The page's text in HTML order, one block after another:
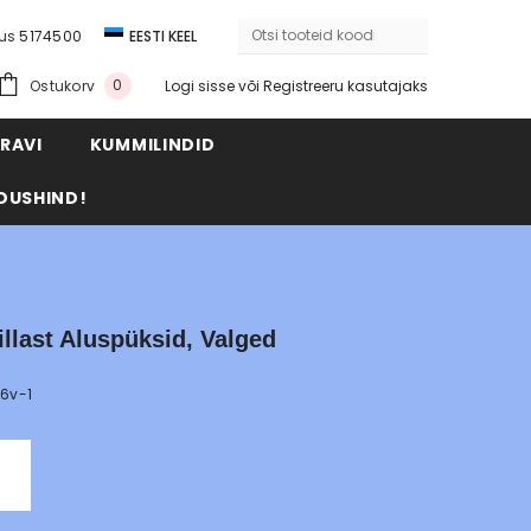
5174500
EESTI KEEL
Ostukorv
0 Logi sissevõi Registreeru kasutajaks
KUMMILINDID
Aluspüksid, Valged
1